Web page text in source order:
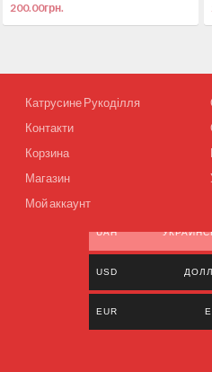
200.00грн.
Катрусине Рукоділля
Контакти
Корзина
Магазин
Мой аккаунт
UAH
USD
EUR